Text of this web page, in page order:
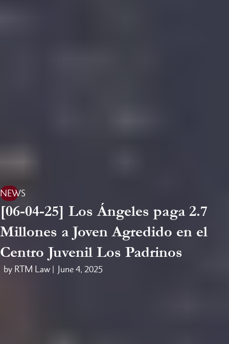
NEWS
[06-04-25] Los Ángeles paga 2.7
Millones a Joven Agredido en el
Centro Juvenil Los Padrinos
by RTM Law | June 4, 2025